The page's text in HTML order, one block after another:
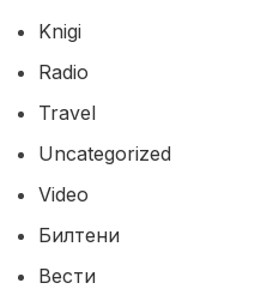
Knigi
Radio
Travel
Uncategorized
Video
Билтени
Вести